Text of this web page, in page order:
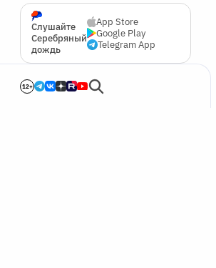
Слушайте
Серебряный
дождь
App Store
Google Play
Telegram App
12+